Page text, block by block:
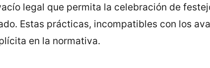
legal que permita la celebración de
Estas prácticas, incompatibles con los
en la normativa.